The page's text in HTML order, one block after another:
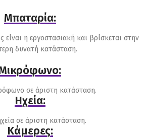
Μπαταρία:
η εργοστασιακή και βρίσκεται στην
δυνατή κατάσταση.
σε άριστη κατάσταση.
Ηχεία:
σε άριστη κατάσταση.
Κάμερες: